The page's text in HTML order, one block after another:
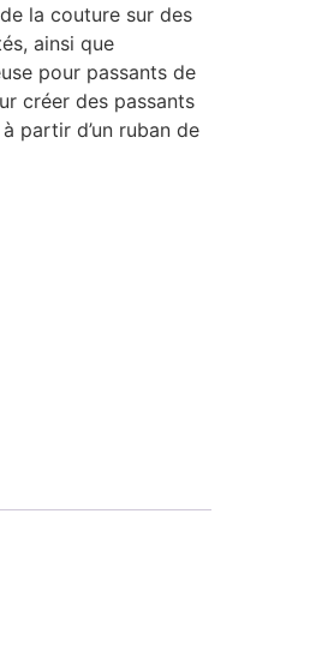
la couture sur des
ainsi que
pour passants de
créer des passants
partir d’un ruban de